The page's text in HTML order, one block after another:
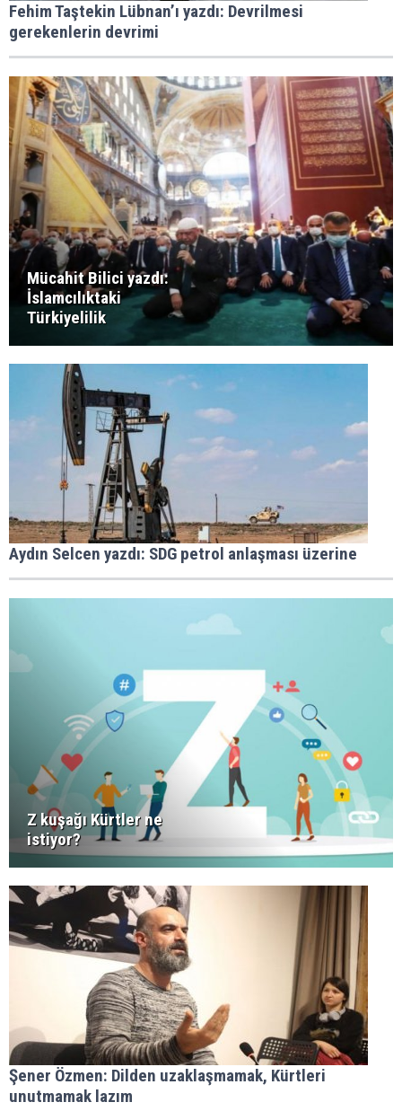
Fehim Taştekin Lübnan’ı yazdı: Devrilmesi
gerekenlerin devrimi
Mücahit Bilici yazdı:
İslamcılıktaki
Türkiyelilik
Aydın Selcen yazdı: SDG petrol anlaşması üzerine
Z kuşağı Kürtler ne
istiyor?
Şener Özmen: Dilden uzaklaşmamak, Kürtleri
unutmamak lazım